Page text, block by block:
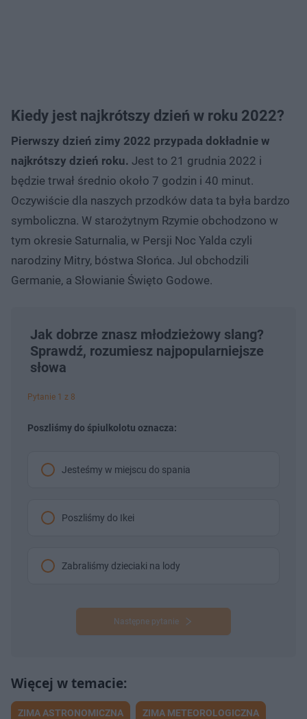
Kiedy jest najkrótszy dzień w roku 2022?
Pierwszy dzień zimy 2022 przypada dokładnie w
najkrótszy dzień roku. Jest to 21 grudnia 2022 i
będzie trwał średnio około 7 godzin i 40 minut.
Oczywiście dla naszych przodków data ta była bardzo
symboliczna. W starożytnym Rzymie obchodzono w
tym okresie Saturnalia, w Persji Noc Yalda czyli
narodziny Mitry, bóstwa Słońca. Jul obchodzili
Germanie, a Słowianie Święto Godowe.
Jak dobrze znasz młodzieżowy slang?
Sprawdź, rozumiesz najpopularniejsze
słowa
Pytanie 1 z 8
Poszliśmy do śpiulkolotu oznacza:
Jesteśmy w miejscu do spania
Poszliśmy do Ikei
Zabraliśmy dzieciaki na lody
Następne pytanie
ZIMA ASTRONOMICZNA ZIMA METEOROLOGICZNA